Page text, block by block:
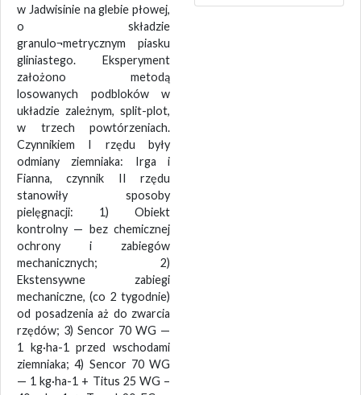
w Jadwisinie na glebie płowej,
o składzie
granulo¬metrycznym piasku
gliniastego. Eksperyment
założono metodą
losowanych podbloków w
układzie zależnym, split-plot,
w trzech powtórzeniach.
Czynnikiem I rzędu były
odmiany ziemniaka: Irga i
Fianna, czynnik II rzędu
stanowiły sposoby
pielęgnacji: 1) Obiekt
kontrolny — bez chemicznej
ochrony i zabiegów
mechanicznych; 2)
Ekstensywne zabiegi
mechaniczne, (co 2 tygodnie)
od posadzenia aż do zwarcia
rzędów; 3) Sencor 70 WG —
1 kg·ha-1 przed wschodami
ziemniaka; 4) Sencor 70 WG
— 1 kg·ha-1 + Titus 25 WG –